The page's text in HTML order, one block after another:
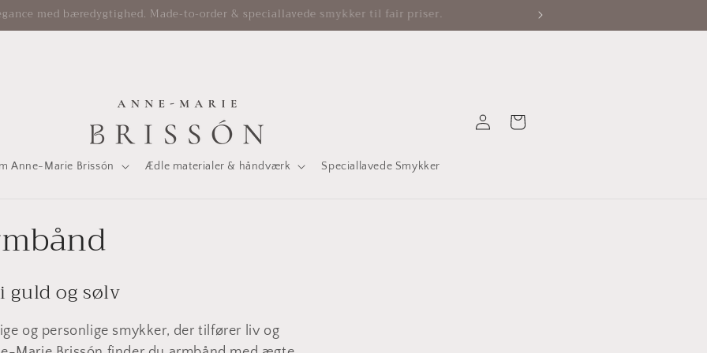
Sendes forsikret. Ægthedsbevis medfølger.
Anne-Marie Brissón Ædle materialer & håndværk Speciallavede Smykker
ind
Indkøbskurv
og sølv
og personlige smykker, der tilfører liv og